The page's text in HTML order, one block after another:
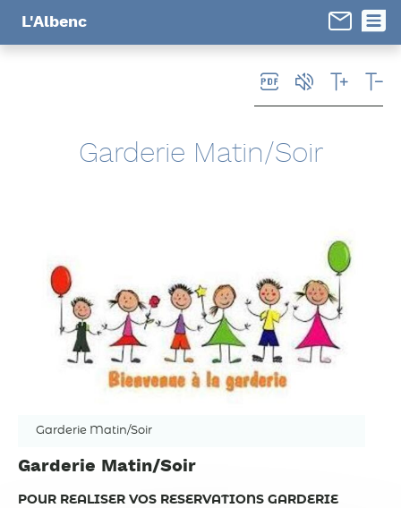
L'Albenc
Garderie Matin/Soir
Garderie Matin/Soir
Garderie Matin/Soir
POUR REALISER VOS RESERVATIONS GARDERIE